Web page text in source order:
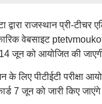
द्वारा राजस्थान प्री-
वेबसाइट
जून को आयोजित की
लिए पीटीईटी परीक्षा
7 जून को जारी किए